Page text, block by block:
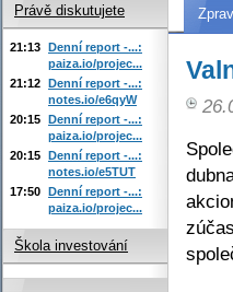
Právě diskutujete
21:13 Denní report -...:
paiza.io/projec...
21:12 Denní report -...:
notes.io/e6qyW
20:15 Denní report -...:
paiza.io/projec...
20:15 Denní report -...:
notes.io/e5TUT
17:50 Denní report -...:
paiza.io/projec...
Škola investování